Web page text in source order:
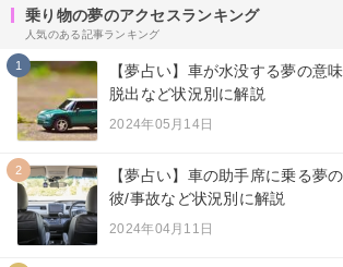
乗り物の夢のアクセスランキング
人気のある記事ランキング
1
【夢占い】車が水没する夢の意
脱出など状況別に解説
2024年05月14日
2
【夢占い】車の助手席に乗る夢
彼/事故など状況別に解説
2024年04月11日